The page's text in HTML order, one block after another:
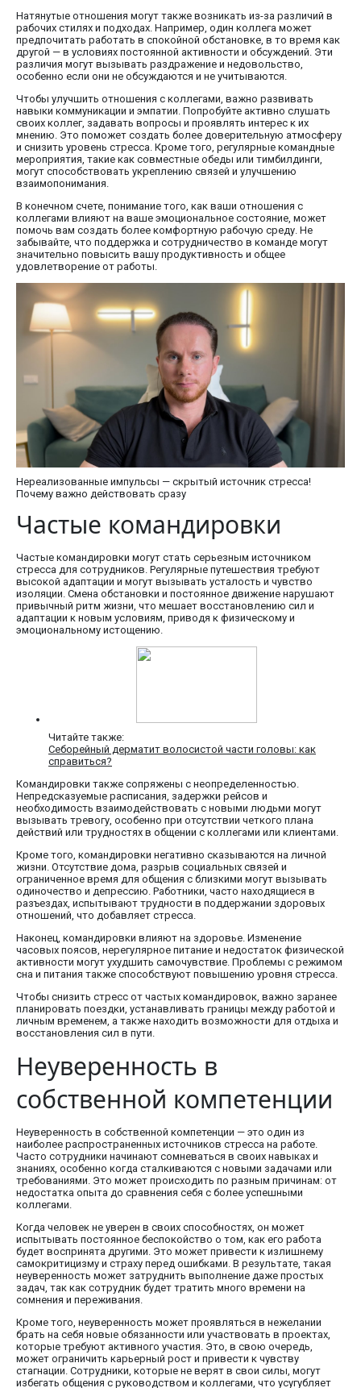
Натянутые отношения могут также возникать из-за различий в
рабочих стилях и подходах. Например, один коллега может
предпочитать работать в спокойной обстановке, в то время как
другой — в условиях постоянной активности и обсуждений. Эти
различия могут вызывать раздражение и недовольство,
особенно если они не обсуждаются и не учитываются.
Чтобы улучшить отношения с коллегами, важно развивать
навыки коммуникации и эмпатии. Попробуйте активно слушать
своих коллег, задавать вопросы и проявлять интерес к их
мнению. Это поможет создать более доверительную атмосферу
и снизить уровень стресса. Кроме того, регулярные командные
мероприятия, такие как совместные обеды или тимбилдинги,
могут способствовать укреплению связей и улучшению
взаимопонимания.
В конечном счете, понимание того, как ваши отношения с
коллегами влияют на ваше эмоциональное состояние, может
помочь вам создать более комфортную рабочую среду. Не
забывайте, что поддержка и сотрудничество в команде могут
значительно повысить вашу продуктивность и общее
удовлетворение от работы.
Нереализованные импульсы — скрытый источник стресса!
Почему важно действовать сразу
Частые командировки
Частые командировки могут стать серьезным источником
стресса для сотрудников. Регулярные путешествия требуют
высокой адаптации и могут вызывать усталость и чувство
изоляции. Смена обстановки и постоянное движение нарушают
привычный ритм жизни, что мешает восстановлению сил и
адаптации к новым условиям, приводя к физическому и
эмоциональному истощению.
Читайте также:
Себорейный дерматит волосистой части головы: как
справиться?
Командировки также сопряжены с неопределенностью.
Непредсказуемые расписания, задержки рейсов и
необходимость взаимодействовать с новыми людьми могут
вызывать тревогу, особенно при отсутствии четкого плана
действий или трудностях в общении с коллегами или клиентами.
Кроме того, командировки негативно сказываются на личной
жизни. Отсутствие дома, разрыв социальных связей и
ограниченное время для общения с близкими могут вызывать
одиночество и депрессию. Работники, часто находящиеся в
разъездах, испытывают трудности в поддержании здоровых
отношений, что добавляет стресса.
Наконец, командировки влияют на здоровье. Изменение
часовых поясов, нерегулярное питание и недостаток физической
активности могут ухудшить самочувствие. Проблемы с режимом
сна и питания также способствуют повышению уровня стресса.
Чтобы снизить стресс от частых командировок, важно заранее
планировать поездки, устанавливать границы между работой и
личным временем, а также находить возможности для отдыха и
восстановления сил в пути.
Неуверенность в
собственной компетенции
Неуверенность в собственной компетенции — это один из
наиболее распространенных источников стресса на работе.
Часто сотрудники начинают сомневаться в своих навыках и
знаниях, особенно когда сталкиваются с новыми задачами или
требованиями. Это может происходить по разным причинам: от
недостатка опыта до сравнения себя с более успешными
коллегами.
Когда человек не уверен в своих способностях, он может
испытывать постоянное беспокойство о том, как его работа
будет воспринята другими. Это может привести к излишнему
самокритицизму и страху перед ошибками. В результате, такая
неуверенность может затруднить выполнение даже простых
задач, так как сотрудник будет тратить много времени на
сомнения и переживания.
Кроме того, неуверенность может проявляться в нежелании
брать на себя новые обязанности или участвовать в проектах,
которые требуют активного участия. Это, в свою очередь,
может ограничить карьерный рост и привести к чувству
стагнации. Сотрудники, которые не верят в свои силы, могут
избегать общения с руководством и коллегами, что усугубляет